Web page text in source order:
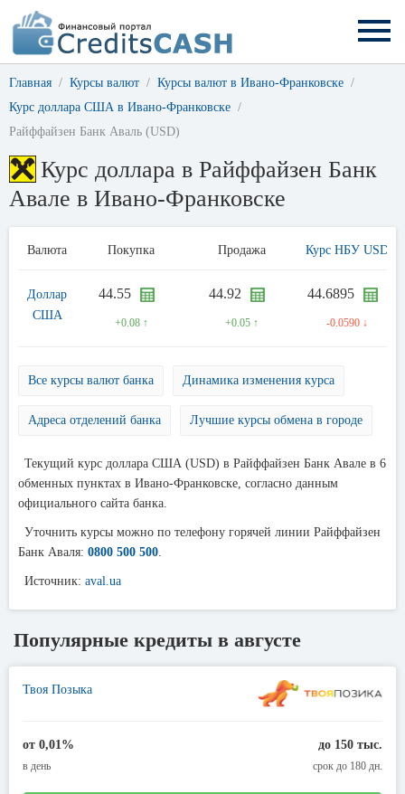
Главная Курсы валют
Курсы валют в Ивано-Франковске
Курс доллара США в Ивано-Франковске
Райффайзен Банк Аваль (USD)
Курс доллара в Райффайзен Банк
Авале в Ивано-Франковске
Валюта Покупка Продажа Курс НБУ USD
Доллар
США
44.55
+0.08 ↑
44.92
+0.05 ↑
44.6895
-0.0590 ↓
Все курсы валют банка Динамика изменения курса
Адреса отделений банка Лучшие курсы обмена в городе
Текущий курс доллара США (USD) в Райффайзен Банк Авале в 6
обменных пунктах в Ивано-Франковске, согласно данным
официального сайта банка.
Уточнить курсы можно по телефону горячей линии Райффайзен
Банк Аваля: 0800 500 500.
Источник: aval.ua
Популярные кредиты в августе
Твоя Позыка
от 0,01%
в день
до 150 тыс.
срок до 180 дн.